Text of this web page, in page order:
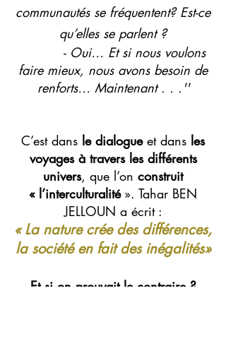
communautés se fréquentent? Est-ce
qu’elles se parlent ?
- Oui… Et si nous voulons
faire mieux, nous avons besoin de
renforts… Maintenant . . .''
C’est dans le dialogue et dans les
voyages à travers les différents
univers, que l’on construit
« l’interculturalité». Tahar BEN
JELLOUN a écrit :
«La nature crée des différences,
la société en fait des inégalités»
Et si on prouvait le contraire ?